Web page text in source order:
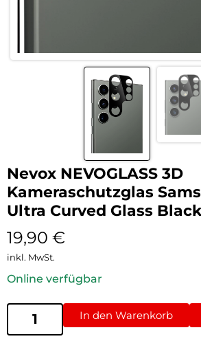
Nevox NEVOGLASS 3D
Kameraschutzglas
Ultra Curved Glass
19,90 €
inkl. MwSt.
Online verfügbar
In den Warenkorb